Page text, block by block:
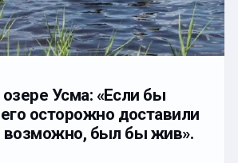
Усма: «Если бы
осторожно доставили
возможно, был бы жив».